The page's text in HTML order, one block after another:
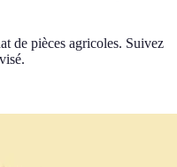
de pièces agricoles. Suivez